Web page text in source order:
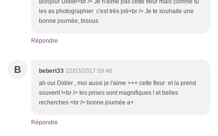
Bonjour Didier<br /> Je n'aime pas cette fleur mais comme tu
les as photographier c'est très joli<br /> Je te souhaite une
bonne journée, bisous
Répondre
B bebert33 22/03/2017 09:46
ah oui Didier , moi aussi je l'aime +++ cette fleur et la prend
souvent !<br /> tes prises sont magnifiques ! et belles
recherches <br /> bonne journée a+
Répondre